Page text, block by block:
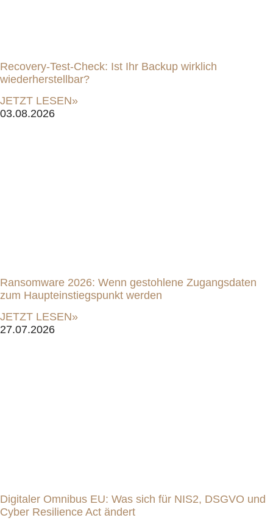
Recovery-Test-Check: Ist Ihr Backup wirklich
wiederherstellbar?
JETZT LESEN»
03.08.2026
Ransomware 2026: Wenn gestohlene Zugangsdaten
zum Haupteinstiegspunkt werden
JETZT LESEN»
27.07.2026
Digitaler Omnibus EU: Was sich für NIS2, DSGVO und
Cyber Resilience Act ändert